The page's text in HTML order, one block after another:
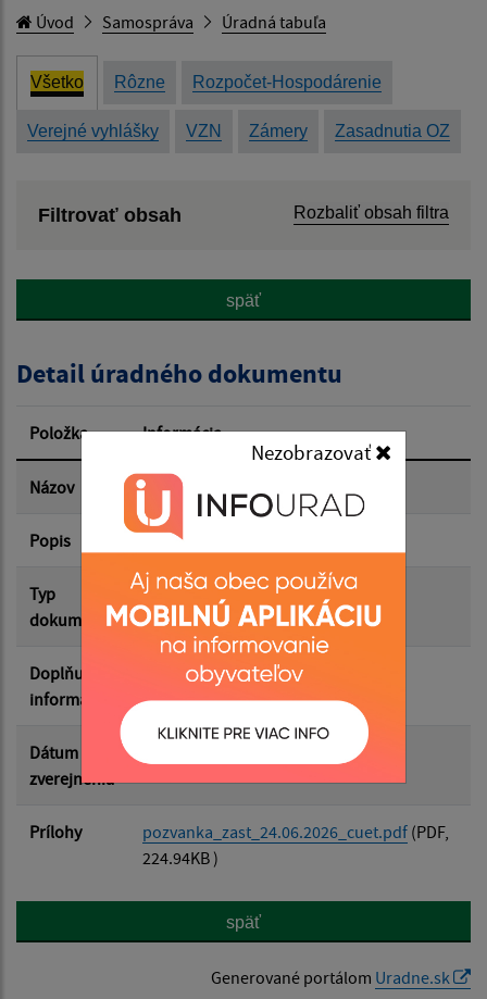
Nezobrazovať
Úvod Samospráva Úradná tabuľa
Všetko Rôzne Rozpočet-Hospodárenie
Verejné vyhlášky VZN Zámery Zasadnutia OZ
Filtrovať obsah Rozbaliť obsah filtra
Popis:
Dátum zverejnenia od:
Dátum zverejnenia do:
späť
Detail úradného dokumentu
Položka Informácia
Názov Pozvánka na zasadnutie OcZ
Popis Rokovanie bude 24.6.2026
Typ
dokumentu
Zasadnutia OZ
Doplňujúce
informácie
Dátum
zverejnenia
Prílohy pozvanka_zast_24.06.2026_cuet.pdf (PDF,
224.94KB )
späť
Generované portálom Uradne.sk